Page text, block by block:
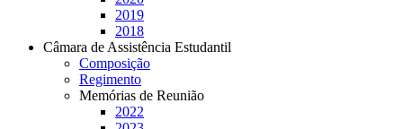
2019
2018
Câmara de Assistência Estudantil
Composição
Regimento
Memórias de Reunião
2022